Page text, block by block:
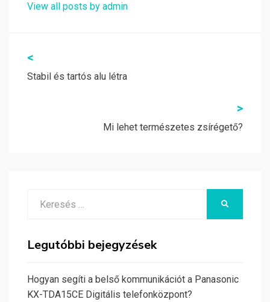
View all posts by admin
Bejegyzés
navigáció
<
Stabil és tartós alu létra
>
Mi lehet természetes zsírégető?
Legutóbbi bejegyzések
Hogyan segíti a belső kommunikációt a Panasonic
KX-TDA15CE Digitális telefonközpont?